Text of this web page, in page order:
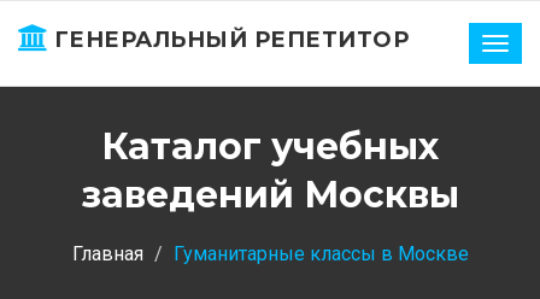
ГЕНЕРАЛЬНЫЙ РЕПЕТИТОР
Каталог учебных
заведений Москвы
Главная Гуманитарные классы в Москве